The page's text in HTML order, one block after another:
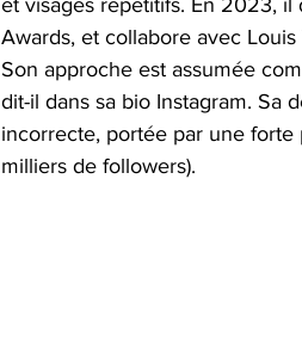
et visages répétitifs. En 2023,
Awards, et collabore avec
Son approche est assumée
dit-il dans sa bio Instagram. Sa
incorrecte, portée par une forte
milliers de followers).